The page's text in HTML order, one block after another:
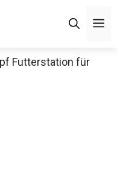
Futterstation für